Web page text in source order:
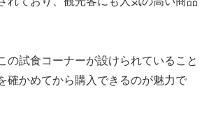
の試食コーナーが設けられていること
確かめてから購入できるのが魅力で